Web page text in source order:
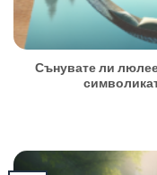
Сънувате ли